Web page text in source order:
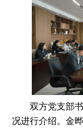
双方党支部
况进行介绍。金